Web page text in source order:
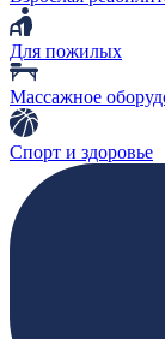
Для пожилых
Массажное
Спорт и здоровье